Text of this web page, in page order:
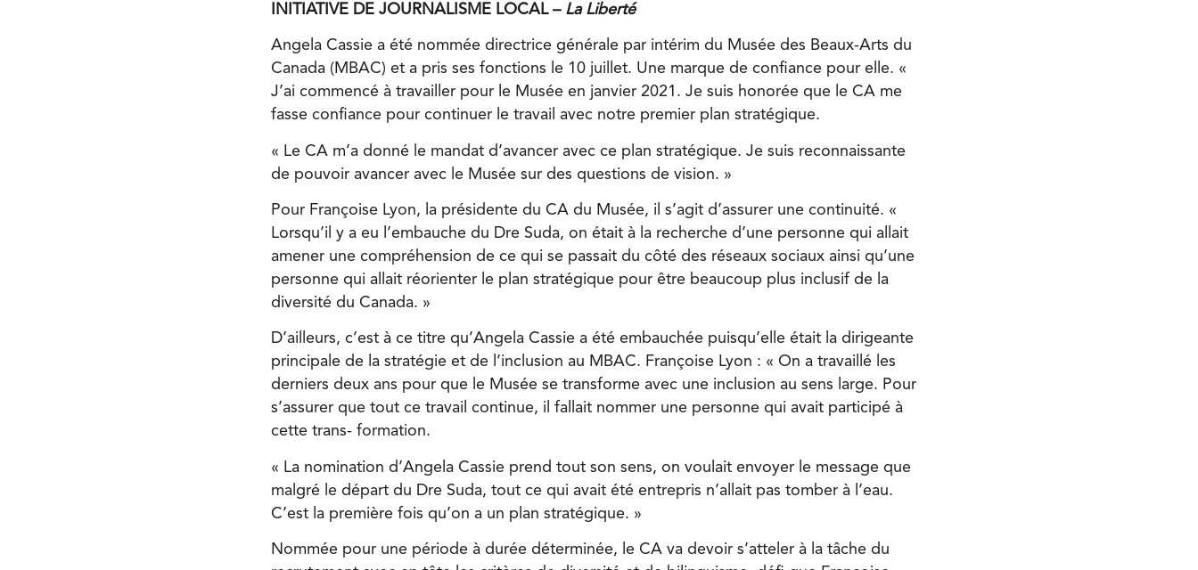
INITIATIVE DE JOURNALISME LOCAL – La Liberté
Angela Cassie a été nommée directrice générale par intérim du Musée des Beaux-Arts du
Canada (MBAC) et a pris ses fonctions le 10 juillet. Une marque de confiance pour elle. «
J’ai commencé à travailler pour le Musée en janvier 2021. Je suis honorée que le CA me
fasse confiance pour continuer le travail avec notre premier plan stratégique.
« Le CA m’a donné le mandat d’avancer avec ce plan stratégique. Je suis reconnaissante
de pouvoir avancer avec le Musée sur des questions de vision. »
Pour Françoise Lyon, la présidente du CA du Musée, il s’agit d’assurer une continuité. «
Lorsqu’il y a eu l’embauche du Dre Suda, on était à la recherche d’une personne qui allait
amener une compréhension de ce qui se passait du côté des réseaux sociaux ainsi qu’une
personne qui allait réorienter le plan stratégique pour être beaucoup plus inclusif de la
diversité du Canada. »
D’ailleurs, c’est à ce titre qu’Angela Cassie a été embauchée puisqu’elle était la dirigeante
principale de la stratégie et de l’inclusion au MBAC. Françoise Lyon : « On a travaillé les
derniers deux ans pour que le Musée se transforme avec une inclusion au sens large. Pour
s’assurer que tout ce travail continue, il fallait nommer une personne qui avait participé à
cette trans- formation.
« La nomination d’Angela Cassie prend tout son sens, on voulait envoyer le message que
malgré le départ du Dre Suda, tout ce qui avait été entrepris n’allait pas tomber à l’eau.
C’est la première fois qu’on a un plan stratégique. »
Nommée pour une période à durée déterminée, le CA va devoir s’atteler à la tâche du